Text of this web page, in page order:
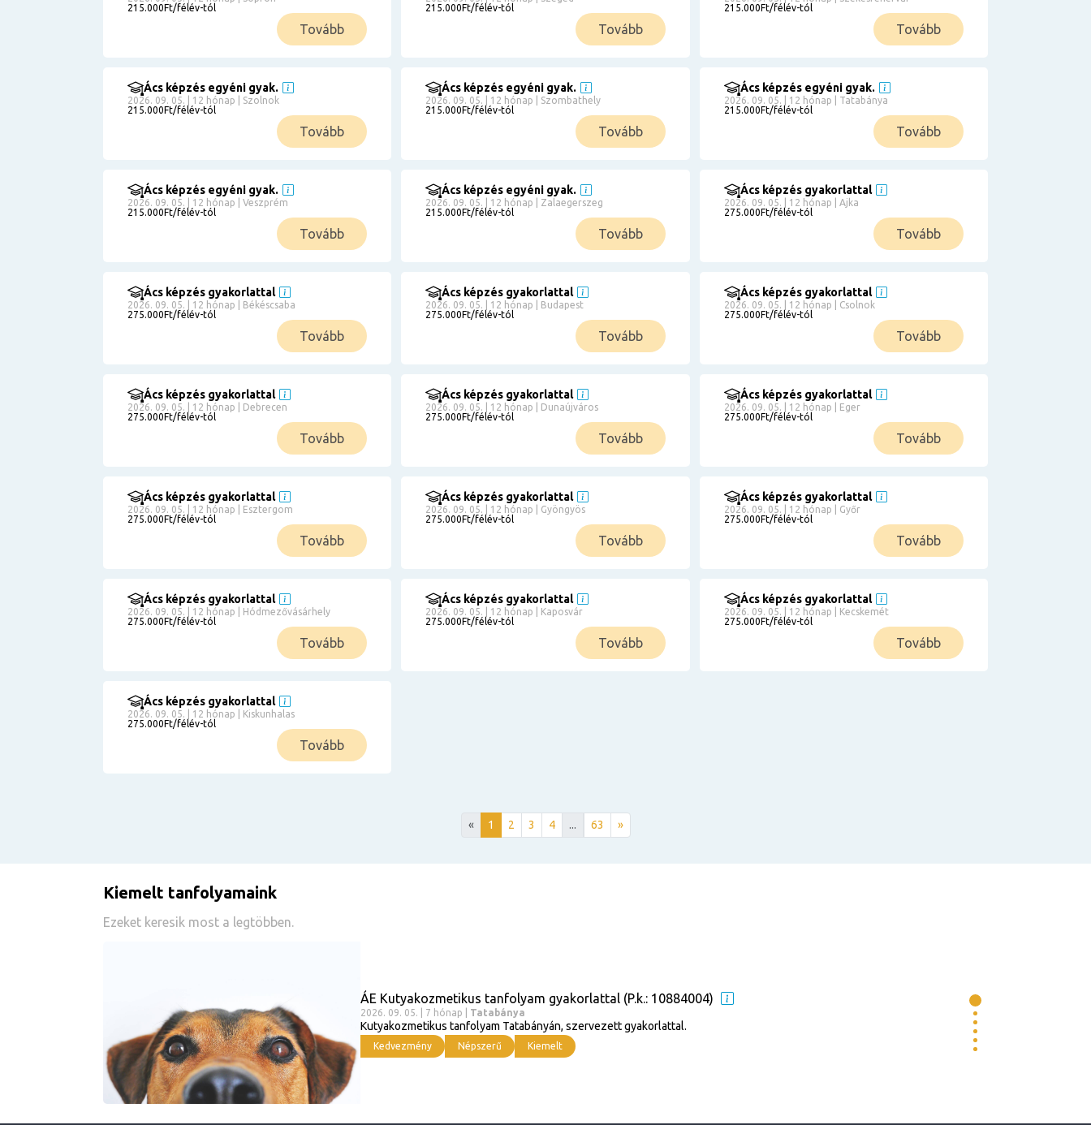
215.000Ft/félév-tól
Tovább
215.000Ft/félév-tól
Tovább
215.000Ft/félév-tól
Tovább
Ács képzés egyéni gyak.
2026. 09. 05. | 12 hónap | Szolnok
215.000Ft/félév-tól
Tovább
Ács képzés egyéni gyak.
2026. 09. 05. | 12 hónap | Szombathely
215.000Ft/félév-tól
Tovább
Ács képzés egyéni gyak.
2026. 09. 05. | 12 hónap | Tatabánya
215.000Ft/félév-tól
Tovább
Ács képzés egyéni gyak.
2026. 09. 05. | 12 hónap | Veszprém
215.000Ft/félév-tól
Tovább
Ács képzés egyéni gyak.
2026. 09. 05. | 12 hónap | Zalaegerszeg
215.000Ft/félév-tól
Tovább
Ács képzés gyakorlattal
2026. 09. 05. | 12 hónap | Ajka
275.000Ft/félév-tól
Tovább
Ács képzés gyakorlattal
2026. 09. 05. | 12 hónap | Békéscsaba
275.000Ft/félév-tól
Tovább
Ács képzés gyakorlattal
2026. 09. 05. | 12 hónap | Budapest
275.000Ft/félév-tól
Tovább
Ács képzés gyakorlattal
2026. 09. 05. | 12 hónap | Csolnok
275.000Ft/félév-tól
Tovább
Ács képzés gyakorlattal
2026. 09. 05. | 12 hónap | Debrecen
275.000Ft/félév-tól
Tovább
Ács képzés gyakorlattal
2026. 09. 05. | 12 hónap | Dunaújváros
275.000Ft/félév-tól
Tovább
Ács képzés gyakorlattal
2026. 09. 05. | 12 hónap | Eger
275.000Ft/félév-tól
Tovább
Ács képzés gyakorlattal
2026. 09. 05. | 12 hónap | Esztergom
275.000Ft/félév-tól
Tovább
Ács képzés gyakorlattal
2026. 09. 05. | 12 hónap | Gyöngyös
275.000Ft/félév-tól
Tovább
Ács képzés gyakorlattal
2026. 09. 05. | 12 hónap | Győr
275.000Ft/félév-tól
Tovább
Ács képzés gyakorlattal
2026. 09. 05. | 12 hónap | Hódmezővásárhely
275.000Ft/félév-tól
Tovább
Ács képzés gyakorlattal
2026. 09. 05. | 12 hónap | Kaposvár
275.000Ft/félév-tól
Tovább
Ács képzés gyakorlattal
2026. 09. 05. | 12 hónap | Kecskemét
275.000Ft/félév-tól
Tovább
Ács képzés gyakorlattal
2026. 09. 05. | 12 hónap | Kiskunhalas
275.000Ft/félév-tól
Tovább
« 1 2 3 4 ... 63 »
Kiemelt tanfolyamaink
Ezeket keresik most a legtöbben.
ÁE Kutyakozmetikus tanfolyam gyakorlattal (P.k.: 10884004)
2026. 09. 05. | 7 hónap | Tatabánya
Kutyakozmetikus tanfolyam Tatabányán, szervezett gyakorlattal.
Kedvezmény Népszerű Kiemelt